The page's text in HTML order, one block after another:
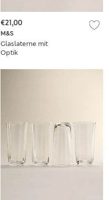
M&S
Glaslaterne mit
Optik
€21,00